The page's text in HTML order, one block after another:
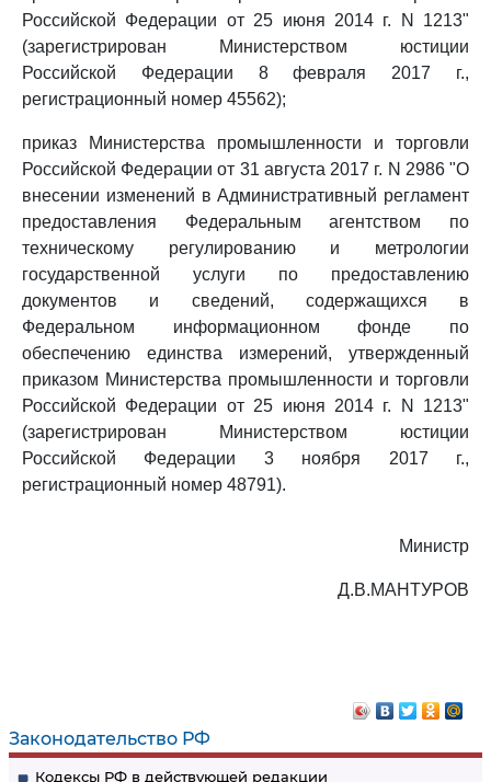
Законодательство РФ
Кодексы РФ в действующей редакции
Российской Федерации от 25 июня 2014 г. N 1213"
(зарегистрирован Министерством юстиции
Российской Федерации 8 февраля 2017 г.,
регистрационный номер 45562);
приказ Министерства промышленности и торговли
Российской Федерации от 31 августа 2017 г. N 2986 "О
внесении изменений в Административный регламент
предоставления Федеральным агентством по
техническому регулированию и метрологии
государственной услуги по предоставлению
документов и сведений, содержащихся в
Федеральном информационном фонде по
обеспечению единства измерений, утвержденный
приказом Министерства промышленности и торговли
Российской Федерации от 25 июня 2014 г. N 1213"
(зарегистрирован Министерством юстиции
Российской Федерации 3 ноября 2017 г.,
регистрационный номер 48791).
Министр
Д.В.МАНТУРОВ